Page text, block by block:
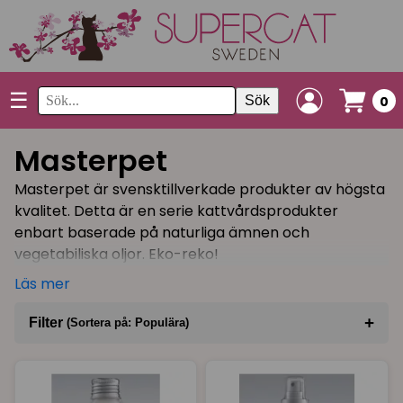
☰ Sök 0
Masterpet
Masterpet är svensktillverkade produkter av högsta
kvalitet. Detta är en serie kattvårdsprodukter
enbart baserade på naturliga ämnen och
vegetabiliska oljor. Eko-reko!
Schampot ger din katt en blank och frisk päls med
päls som behöver livas upp, finns ett speciellt
fyllig känsla och blir lätt att reda ut från tovor. Det
finns även en balsamspray som innehåller bl a
Läs mer
Filter (Sortera på: Populära) +